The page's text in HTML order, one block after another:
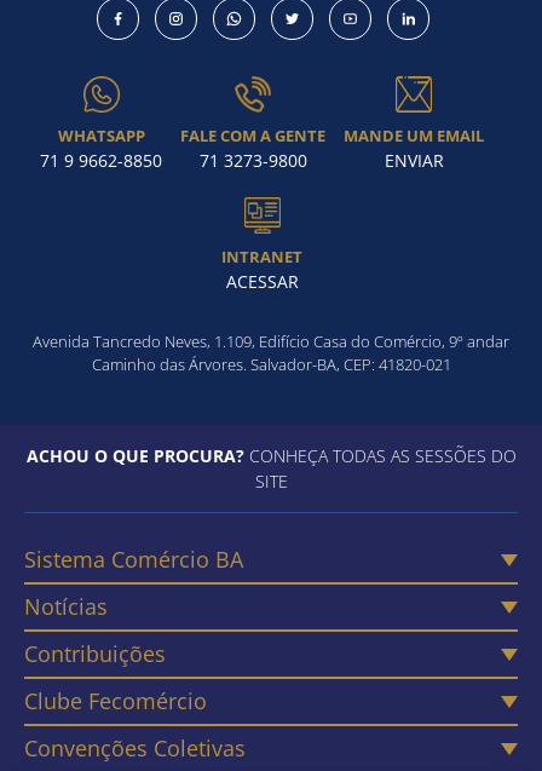
WHATSAPP
71 9 9662-8850
FALE COM A GENTE
71 3273-9800
MANDE UM EMAIL
ENVIAR
INTRANET
ACESSAR
Avenida Tancredo Neves, 1.109, Edifício Casa do Comércio, 9º andar
Caminho das Árvores. Salvador-BA, CEP: 41820-021
ACHOU O QUE PROCURA?CONHEÇA TODAS AS SESSÕES DO
SITE
Sistema Comércio BA
Notícias
Contribuições
Clube Fecomércio
Convenções Coletivas